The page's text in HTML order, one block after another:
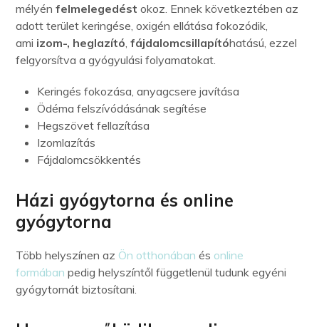
mélyénfelmelegedést okoz. Ennek következtében az
adott terület keringése, oxigén ellátása fokozódik,
ami izom-, heglazító,fájdalomcsillapítóhatású, ezzel
felgyorsítva a gyógyulási folyamatokat.
Keringés fokozása, anyagcsere javítása
Ödéma felszívódásának segítése
Hegszövet fellazítása
Izomlazítás
Fájdalomcsökkentés
Házi gyógytorna és online
gyógytorna
Több helyszínen az Ön otthonában és online
formában pedig helyszíntől függetlenül tudunk egyéni
gyógytornát biztosítani.